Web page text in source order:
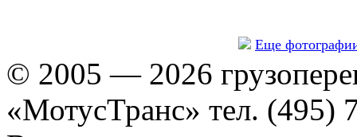
Еще
© 2005 — 2026
«МотусТранс» тел. (495)